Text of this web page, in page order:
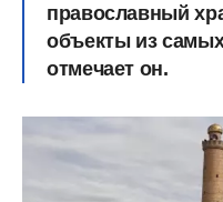
православный
объекты из
отмечает он.